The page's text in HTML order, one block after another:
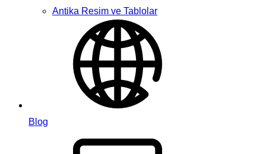
Antika Resim ve Tablolar
Blog